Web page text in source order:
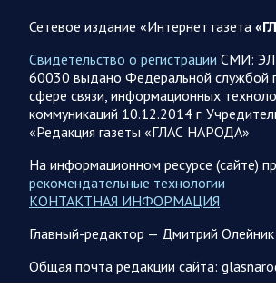
За прошедшие сутки Минобороны
Ночью сообщалось о работе ПВО в…
07.08.2026 07:44
Белгородская
население приграничных районов.
За прошедшие сутки армия трусов и
силах ничего противопоставить на поле
гражданское население Брянской,…
07.08.2026 06:42 Курская область
Сетевое издание «Интернет газета
Свидетельство о регистрации СМИ:
60030 выдано Федеральной службой
сфере связи, информационных
коммуникаций 10.12.2014 г.
«Редакция газеты «ГЛАС НАРОДА»
На информационном ресурсе (сайте)
рекомендательные технологии
КОНТАКТНАЯ ИНФОРМАЦИЯ
Главный-редактор — Дмитрий Олейник
Общая почта редакции сайта: